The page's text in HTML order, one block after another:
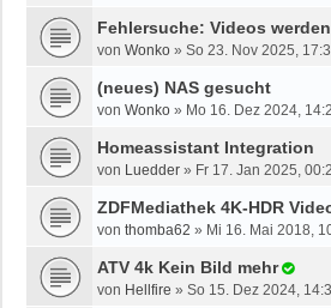
Fehlersuche: Videos
von Wonko » So 23. Nov 2025,
(neues) NAS gesucht
von Wonko » Mo 16. Dez 2024,
Homeassistant Integration
von Luedder » Fr 17. Jan 2025,
ZDFMediathek 4K-HDR
von thomba62 » Mi 16. Mai 2018,
ATV 4k Kein Bild mehr
von Hellfire » So 15. Dez 2024,